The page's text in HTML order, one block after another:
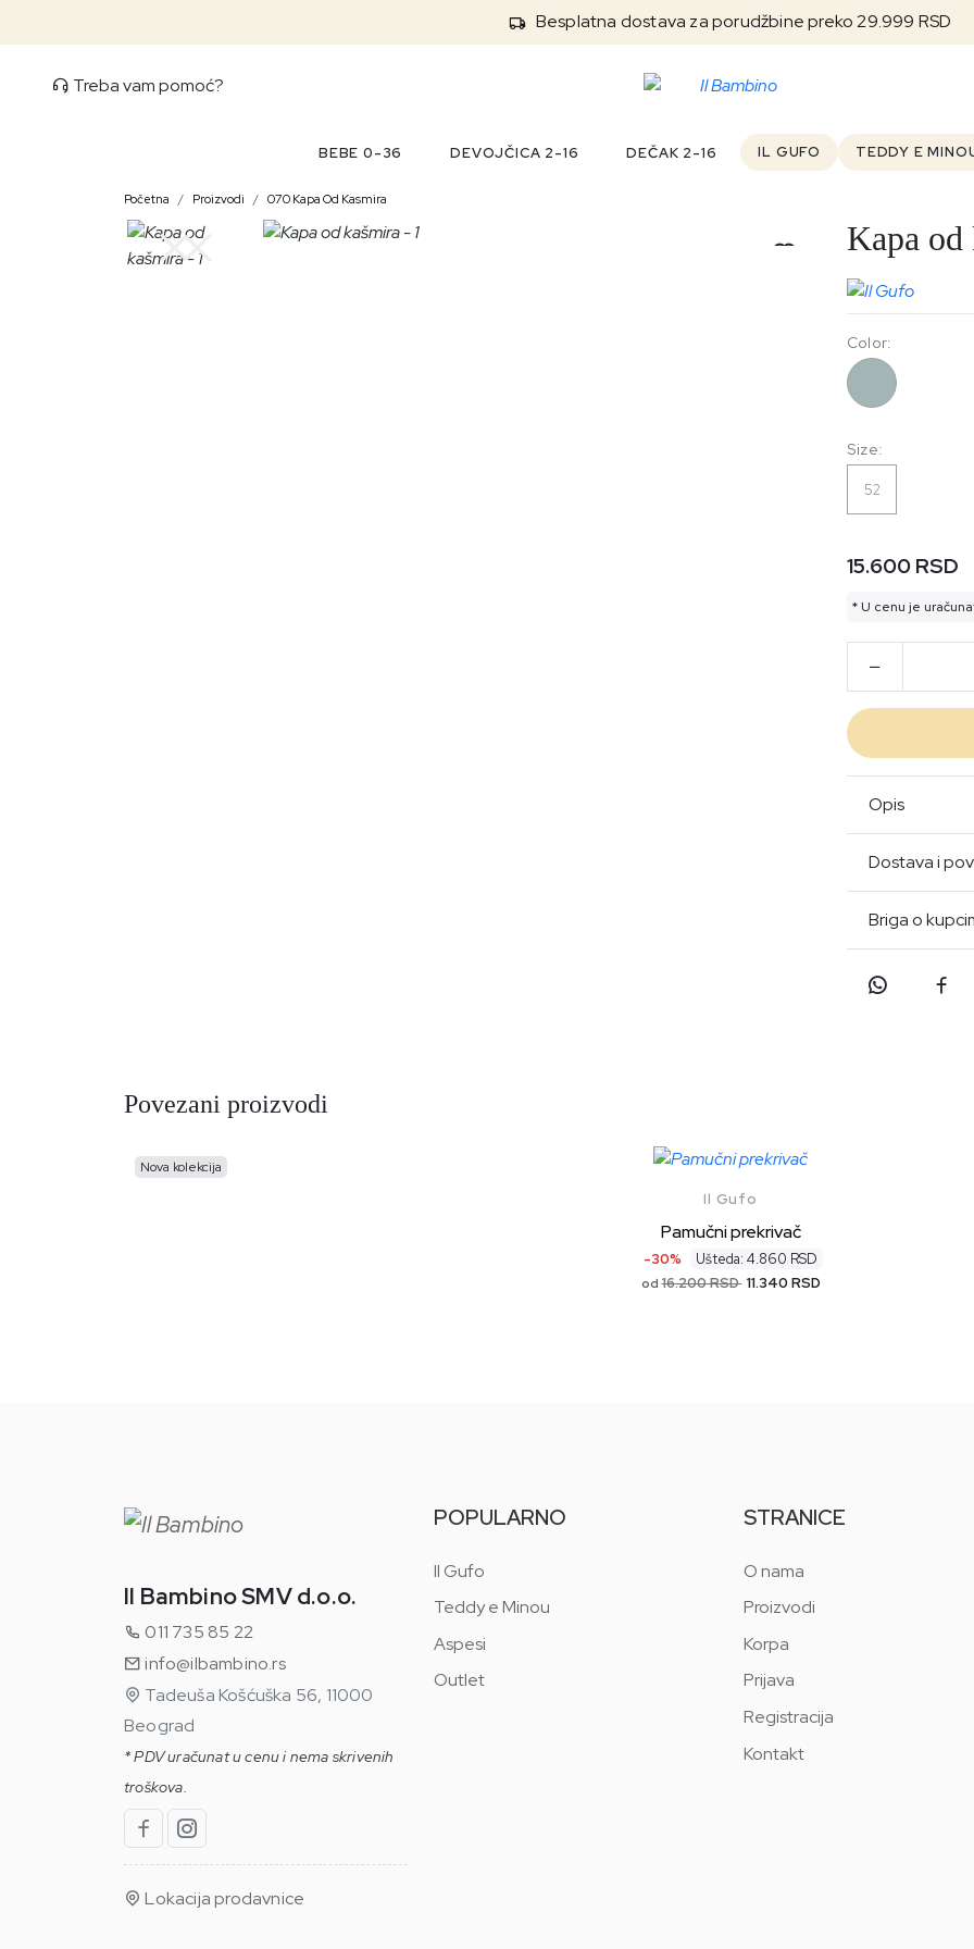
Besplatna dostava za porudžbine preko 29.999 RSD
Treba vam pomoć?
BEBE 0-36 DEVOJČICA 2-16 DEČAK 2-16 IL GUFO TEDDY E
Početna Proizvodi 070 Kapa Od Kasmira
Kapa od
Size:
52
Color:
15.600 RSD
* U cenu je
Opis
Dostava i
Briga o
Povezani proizvodi
Nova kolekcija
Il Gufo
Pamučni prekrivač
-30% Ušteda: 4.860 RSD
od 16.200 RSD 11.340 RSD
Il Bambino SMV d.o.o.
011 735 85 22
info@ilbambino.rs
Tadeuša Košćuška 56, 11000
Beograd
* PDV uračunat u cenu i nema skrivenih
troškova.
Lokacija prodavnice
POPULARNO
Il Gufo
Teddy e Minou
Aspesi
Outlet
STRANICE
O nama
Proizvodi
Korpa
Prijava
Registracija
Kontakt